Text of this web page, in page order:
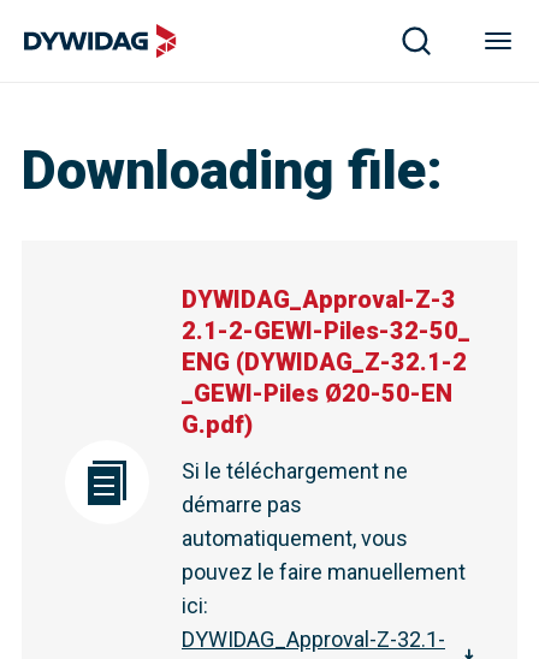
Downloading file:
DYWIDAG_Approval-Z-3
2.1-2-GEWI-Piles-32-50_
ENG (DYWIDAG_Z-32.1-2
_GEWI-Piles Ø20-50-EN
G.pdf)
Si le téléchargement ne
démarre pas
automatiquement, vous
pouvez le faire manuellement
ici:
DYWIDAG_Approval-Z-32.1-